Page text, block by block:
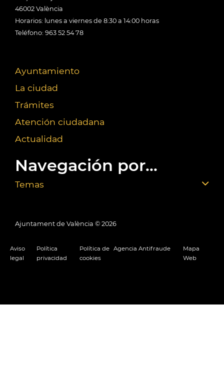
46002 València
Horarios: lunes a viernes de 8:30 a 14:00 horas
Teléfono: 963 52 54 78
Ayuntamiento
La ciudad
Trámites
Atención ciudadana
Actualidad
Navegación por...
Temas
Ajuntament de València © 2026
Aviso
legal
Política
privacidad
Política de
cookies
Agencia Antifraude
Mapa
Web